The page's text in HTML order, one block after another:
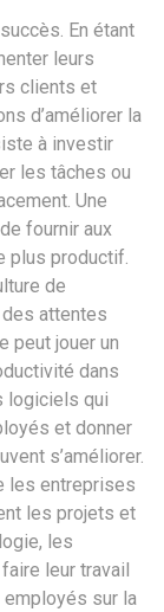
En étant
leurs
clients et
d’améliorer la
à investir
les tâches ou
Une
fournir aux
plus productif.
de
attentes
peut jouer un
dans
logiciels qui
et donner
s’améliorer.
les entreprises
les projets et
les
leur travail
sur la